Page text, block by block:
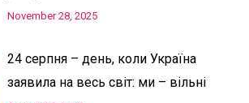
November 28, 2025
24 серпня – день, коли Україна
заявила на весь світ: ми – вільні